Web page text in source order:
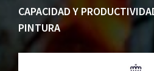
CAPACIDAD Y
PINTURA